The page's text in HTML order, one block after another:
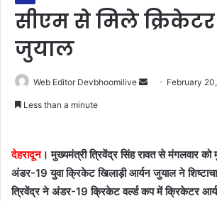
सीएम से मिले
जुयाल
Web Editor Devbhoomilive
Send February
Less than a minute
देहरादून। मुख्यमंत्री त्रिवेंद्र सिंह रावत से मंगलवार
अंडर-19 युवा क्रिकेट खिलाड़ी आर्यन जुयाल ने
त्रिवेंद्र ने अंडर-19 क्रिकेट वर्ल्ड कप में क्रिकेटर